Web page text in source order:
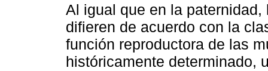
Al igual que en la
difieren de acuerdo con la
función reproductora de las
históricamente determinado,